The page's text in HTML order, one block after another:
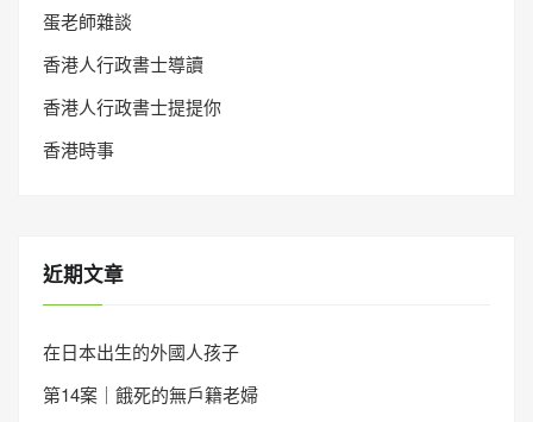
蛋老師雜談
香港人行政書士導讀
香港人行政書士提提你
香港時事
近期文章
在日本出生的外國人孩子
第14案｜餓死的無戶籍老婦